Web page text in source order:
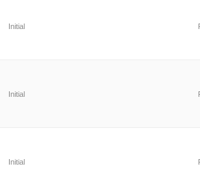
Initial
Initial
Initial